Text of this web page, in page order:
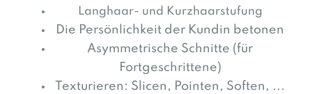
Langhaar- und Kurzhaarstufung
Die Persönlichkeit der Kundin betonen
Asymmetrische Schnitte (für
Fortgeschrittene)
Texturieren: Slicen, Pointen, Soften, ...